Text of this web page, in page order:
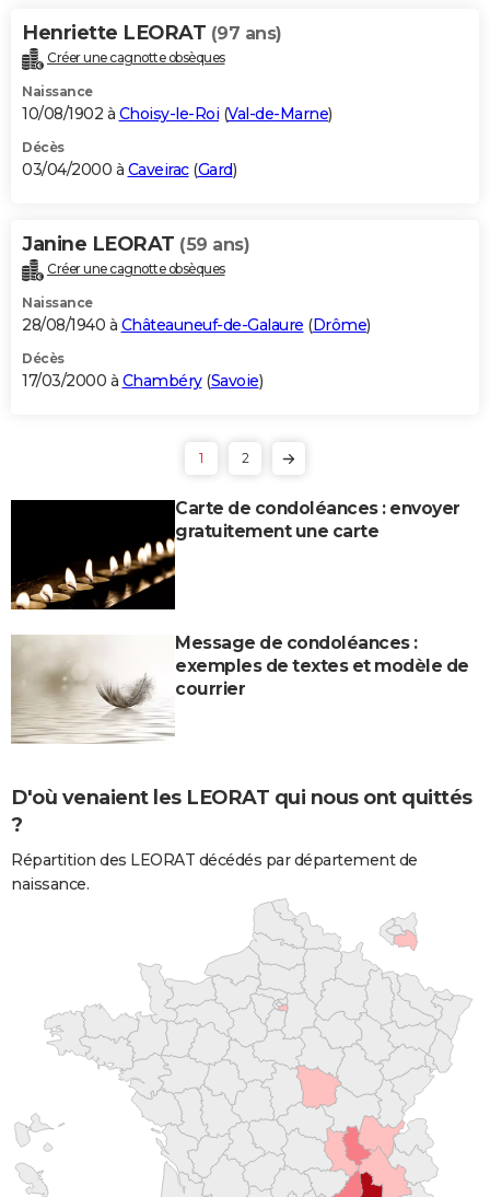
Henriette LEORAT (97 ans)
Créer une cagnotte obsèques
Naissance
10/08/1902 à Choisy-le-Roi (Val-de-Marne)
Décès
03/04/2000 à Caveirac(Gard)
Janine LEORAT (59 ans)
Créer une cagnotte obsèques
Naissance
28/08/1940 à Châteauneuf-de-Galaure (Drôme)
Décès
17/03/2000 à Chambéry(Savoie)
1 2
Carte de condoléances : envoyer
gratuitement une carte
Message de condoléances :
exemples de textes et modèle de
courrier
D'où venaient les LEORAT qui nous ont quittés
?
Répartition des LEORAT décédés par département de
naissance.